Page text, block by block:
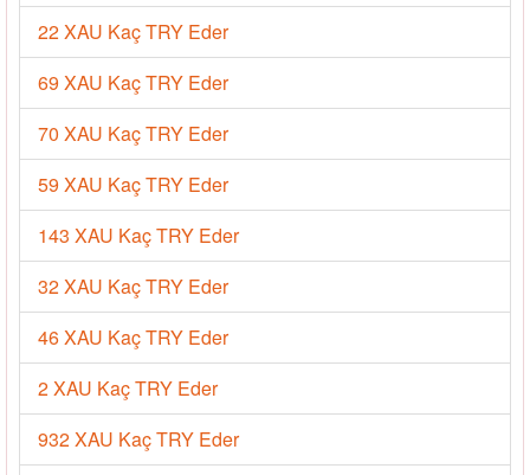
22 XAU Kaç TRY Eder
69 XAU Kaç TRY Eder
70 XAU Kaç TRY Eder
59 XAU Kaç TRY Eder
143 XAU Kaç TRY Eder
32 XAU Kaç TRY Eder
46 XAU Kaç TRY Eder
2 XAU Kaç TRY Eder
932 XAU Kaç TRY Eder